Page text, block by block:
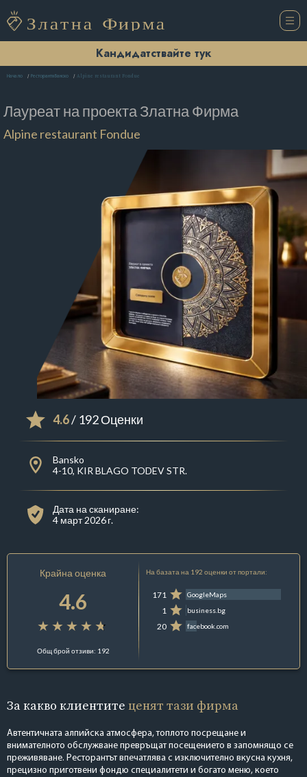
Кандидатствайте тук
Начало Ресторанти Банско Alpine restaurant Fondue
Лауреат на проектаЗлатна Фирма
Alpine restaurant Fondue
4.6/ 192 Оценки
Bansko
4-10, KIR BLAGO TODEV STR.
Дата на сканиране:
4 март 2026 г.
Крайна оценка
4.6
Общ брой отзиви: 192
На базата на 192 оценки от портали:
171 GoogleMaps
1 business.bg
20 facebook.com
За какво клиентите ценят тази фирма
Автентичната алпийска атмосфера, топлото посрещане и
внимателното обслужване превръщат посещението в запомнящо се
преживяване. Ресторантът впечатлява с изключително вкусна кухня,
прецизно приготвени фондю специалитети и богато меню, което